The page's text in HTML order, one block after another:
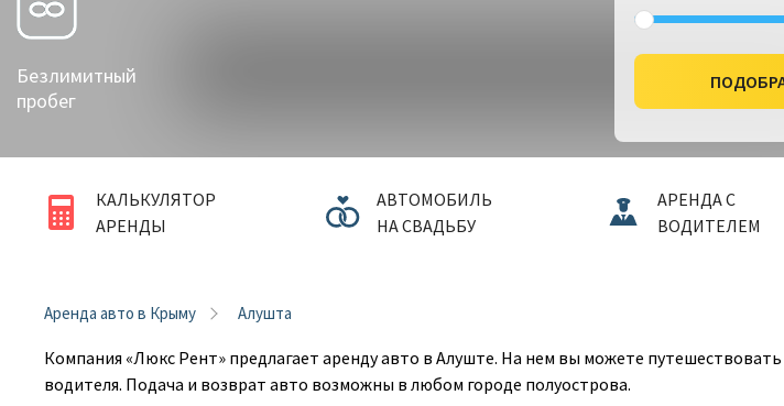
Феодосия
Черноморское
Безлимитный
пробег
КАЛЬКУЛЯТОР
АРЕНДЫ
АВТОМОБИЛЬ
НА СВАДЬБУ
АРЕНДА С
ВОДИТЕЛЕМ
Аренда авто в Крыму Алушта
Компания «Люкс Рент» предлагает аренду авто в Алуште. На нем вы можете
водителя. Подача и возврат авто возможны в любом городе полуострова.